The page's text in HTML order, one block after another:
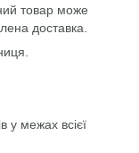
товар може
доставка.
у межах всієї